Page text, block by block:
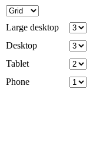
Large desktop
Desktop
Tablet
Phone